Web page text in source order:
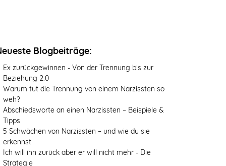
Blogbeiträge:
Ex zurückgewinnen - Von der Trennung bis zur
Beziehung 2.0
Warum tut die Trennung von einem Narzissten so
weh?
Abschiedsworte an einen Narzissten – Beispiele &
Tipps
5 Schwächen von Narzissten – und wie du sie
erkennst
Ich will ihn zurück aber er will nicht mehr - Die
Strategie